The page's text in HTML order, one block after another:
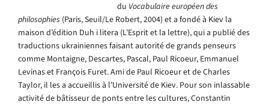
du Vocabulaire européen des
philosophies (Paris, Seuil/Le Robert, 2004) et a fondé à Kiev la
maison d’édition Duh i litera (L’Esprit et la lettre), qui a publié des
traductions ukrainiennes faisant autorité de grands penseurs
comme Montaigne, Descartes, Pascal, Paul Ricoeur, Emmanuel
Levinas et François Furet. Ami de Paul Ricoeur et de Charles
Taylor, il les a accueillis à l’Université de Kiev. Pour son inlassable
activité de bâtisseur de ponts entre les cultures, Constantin